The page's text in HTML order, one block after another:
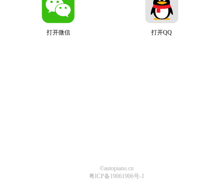
打开微信 打开QQ
©autopiano.cn
粤ICP备19061906号-1